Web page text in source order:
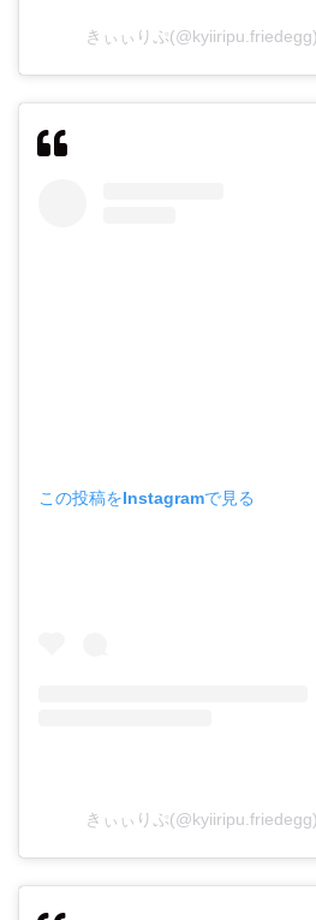
きぃぃりぷ
この投稿をInstagramで見る
きぃぃりぷ